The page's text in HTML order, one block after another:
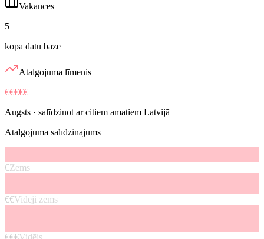
Vakances
5
kopā datu bāzē
Atalgojuma līmenis
€€€€€
Augsts · salīdzinot ar citiem amatiem Latvijā
Atalgojuma salīdzinājums
€Zems
€€Vidēji zems
€€€Vidējs